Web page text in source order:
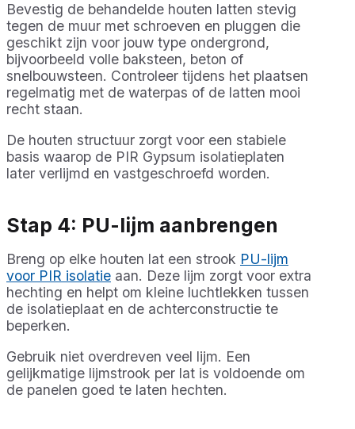
Bevestig de behandelde houten latten stevig
tegen de muur met schroeven en pluggen die
geschikt zijn voor jouw type ondergrond,
bijvoorbeeld volle baksteen, beton of
snelbouwsteen. Controleer tijdens het plaatsen
regelmatig met de waterpas of de latten mooi
recht staan.
De houten structuur zorgt voor een stabiele
basis waarop de PIR Gypsum isolatieplaten
later verlijmd en vastgeschroefd worden.
Stap 4: PU-lijm aanbrengen
Breng op elke houten lat een strook PU-lijm
voor PIR isolatie aan. Deze lijm zorgt voor extra
hechting en helpt om kleine luchtlekken tussen
de isolatieplaat en de achterconstructie te
beperken.
Gebruik niet overdreven veel lijm. Een
gelijkmatige lijmstrook per lat is voldoende om
de panelen goed te laten hechten.